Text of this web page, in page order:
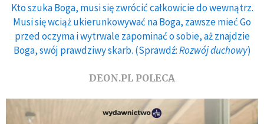
Kto szuka Boga, musi się zwrócić całkowicie do wewnątrz.
Musi się wciąż ukierunkowywać na Boga, zawsze mieć Go
przed oczyma i wytrwale zapominać o sobie, aż znajdzie
Boga, swój prawdziwy skarb. (Sprawdź:Rozwój duchowy)
DEON.PL POLECA